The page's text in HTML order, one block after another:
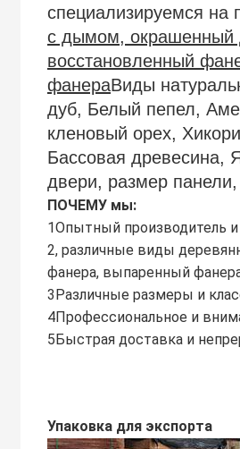
специализируемся на
с дымом, окрашенный
восстановленный
фанераВиды
дуб, Белый пепел,
кленовый орех,
Бассовая древесина,
двери, размер
ПОЧЕМУ мы:
1Опытный производитель
2, различные виды
фанера, выпаренный
3Различные размеры и
4Профессиональное и
5Быстрая доставка и
Упаковка для экспорта